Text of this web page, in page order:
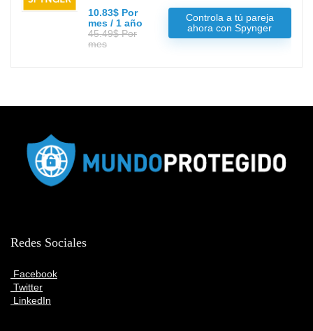
10.83$ Por
mes / 1 año
45.49$ Por
mes
Controla a tú pareja
ahora con Spynger
Redes Sociales
Facebook
Twitter
LinkedIn